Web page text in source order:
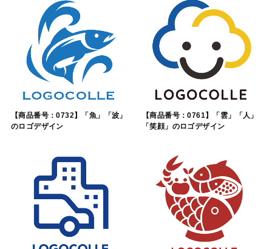
【商品番号：0732】「魚」「波」
のロゴデザイン
【商品番号：0761】「雲」「人」
「笑顔」のロゴデザイン